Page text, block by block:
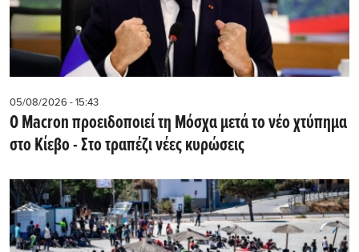
05/08/2026 - 15:43
Ο Macron προειδοποιεί τη Μόσχα μετά το νέο χτύπημα
στο Κίεβο - Στο τραπέζι νέες κυρώσεις